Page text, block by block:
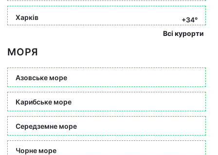
Харків
+34°
Всі курорти
МОРЯ
Азовське море
Карибське море
Середземне море
Чорне море